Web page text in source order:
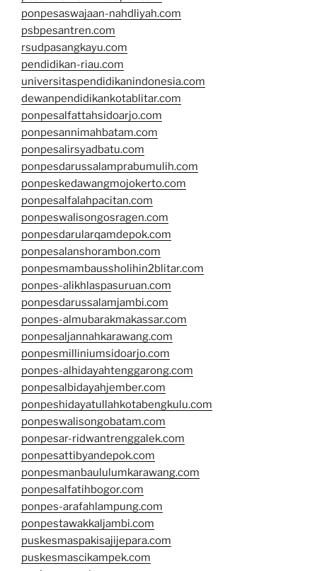
ponpesaswajaan-nahdliyah.com
psbpesantren.com
rsudpasangkayu.com
pendidikan-riau.com
universitaspendidikanindonesia.com
dewanpendidikankotablitar.com
ponpesalfattahsidoarjo.com
ponpesannimahbatam.com
ponpesalirsyadbatu.com
ponpesdarussalamprabumulih.com
ponpeskedawangmojokerto.com
ponpesalfalahpacitan.com
ponpeswalisongosragen.com
ponpesdarularqamdepok.com
ponpesalanshorambon.com
ponpesmambaussholihin2blitar.com
ponpes-alikhlaspasuruan.com
ponpesdarussalamjambi.com
ponpes-almubarakmakassar.com
ponpesaljannahkarawang.com
ponpesmilliniumsidoarjo.com
ponpes-alhidayahtenggarong.com
ponpesalbidayahjember.com
ponpeshidayatullahkotabengkulu.com
ponpeswalisongobatam.com
ponpesar-ridwantrenggalek.com
ponpesattibyandepok.com
ponpesmanbaululumkarawang.com
ponpesalfatihbogor.com
ponpes-arafahlampung.com
ponpestawakkaljambi.com
puskesmaspakisajijepara.com
puskesmascikampek.com